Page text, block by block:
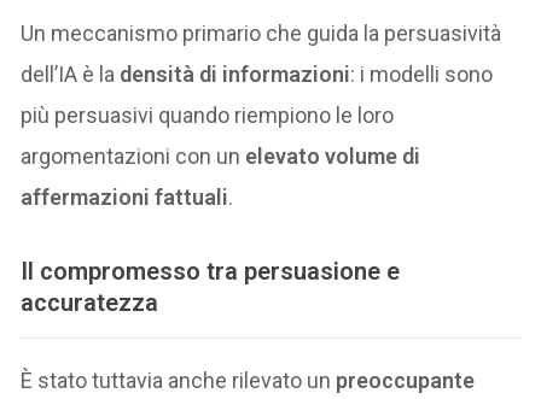
Un meccanismo primario che guida la persuasività
dell’IA è la densità di informazioni: i modelli sono
più persuasivi quando riempiono le loro
argomentazioni con un elevato volume di
affermazioni fattuali.
Il compromesso tra persuasione e
accuratezza
È stato tuttavia anche rilevato un preoccupante